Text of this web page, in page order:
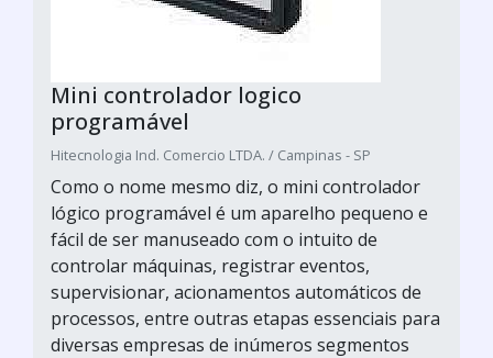
Mini controlador logico
programável
Hitecnologia Ind. Comercio LTDA. / Campinas - SP
Como o nome mesmo diz, o mini controlador
lógico programável é um aparelho pequeno e
fácil de ser manuseado com o intuito de
controlar máquinas, registrar eventos,
supervisionar, acionamentos automáticos de
processos, entre outras etapas essenciais para
diversas empresas de inúmeros segmentos